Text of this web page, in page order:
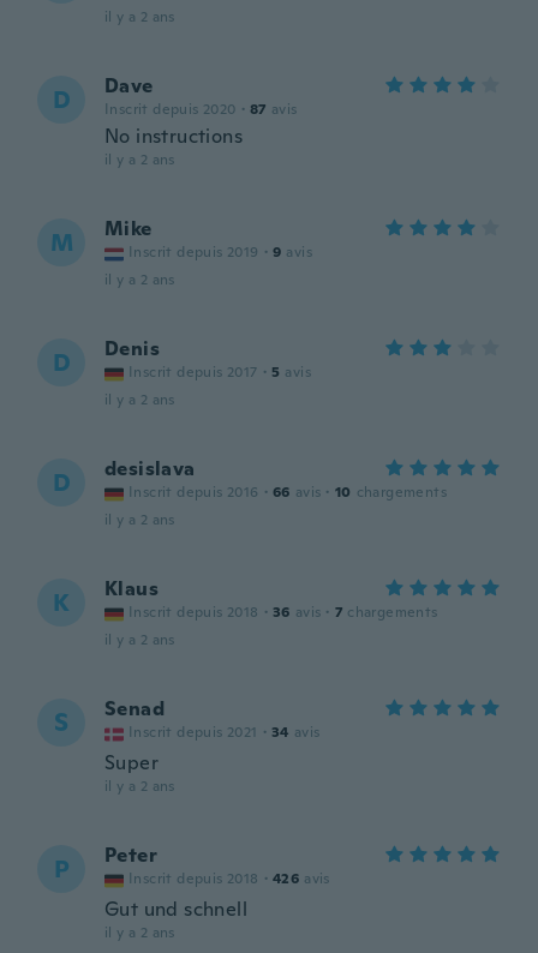
il y a 2 ans
D Dave
Inscrit depuis 2020 · 87 avis
No instructions
il y a 2 ans
M Mike
Inscrit depuis 2019 · 9 avis
il y a 2 ans
D Denis
Inscrit depuis 2017 · 5 avis
il y a 2 ans
D desislava
Inscrit depuis 2016 · 66 avis · 10 chargements
il y a 2 ans
K Klaus
Inscrit depuis 2018 · 36 avis · 7 chargements
il y a 2 ans
S Senad
Inscrit depuis 2021 · 34 avis
Super
il y a 2 ans
P Peter
Inscrit depuis 2018 · 426 avis
Gut und schnell
il y a 2 ans